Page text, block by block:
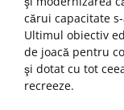
cărui capacitate
Ultimul obiectiv
de joacă pentru
şi dotat cu tot
recreeze.